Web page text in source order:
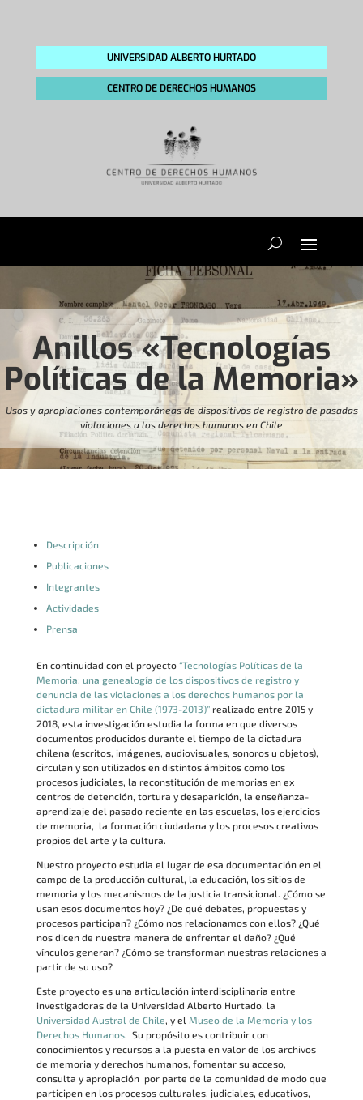
UNIVERSIDAD ALBERTO HURTADO
CENTRO DE DERECHOS HUMANOS
Anillos «Tecnologías
Políticas de la Memoria»
Usos y apropiaciones contemporáneas de dispositivos de registro de pasadas
violaciones a los derechos humanos en Chile
Descripción
Publicaciones
Integrantes
Actividades
Prensa
En continuidad con el proyecto “Tecnologías Políticas de la
Memoria: una genealogía de los dispositivos de registro y
denuncia de las violaciones a los derechos humanos por la
dictadura militar en Chile (1973-2013)”realizado entre 2015 y
2018, esta investigación estudia la forma en que diversos
documentos producidos durante el tiempo de la dictadura
chilena (escritos, imágenes, audiovisuales, sonoros u objetos),
circulan y son utilizados en distintos ámbitos como los
procesos judiciales, la reconstitución de memorias en ex
centros de detención, tortura y desaparición, la enseñanza-
aprendizaje del pasado reciente en las escuelas, los ejercicios
de memoria, la formación ciudadana y los procesos creativos
propios del arte y la cultura.
Nuestro proyecto estudia el lugar de esa documentación en el
campo de la producción cultural, la educación, los sitios de
memoria y los mecanismos de la justicia transicional. ¿Cómo se
usan esos documentos hoy? ¿De qué debates, propuestas y
procesos participan? ¿Cómo nos relacionamos con ellos? ¿Qué
nos dicen de nuestra manera de enfrentar el daño? ¿Qué
vínculos generan? ¿Cómo se transforman nuestras relaciones a
partir de su uso?
Este proyecto es una articulación interdisciplinaria entre
investigadoras de la Universidad Alberto Hurtado, la
Universidad Austral de Chile, y el Museo de la Memoria y los
Derechos Humanos. Su propósito es contribuir con
conocimientos y recursos a la puesta en valor de los archivos
de memoria y derechos humanos, fomentar su acceso,
consulta y apropiación por parte de la comunidad de modo que
participen en los procesos culturales, judiciales, educativos,